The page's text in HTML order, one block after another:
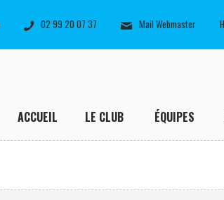
02 99 20 07 37 Mail Webmaster
ACCUEIL LE CLUB ÉQUIPES